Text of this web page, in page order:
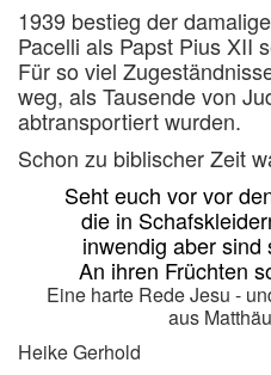
1939 bestieg der
Pacelli als Papst Pius XII
Für so viel
weg, als Tausende von
abtransportiert wurden.
Schon zu biblischer Zeit
Seht euch vor vor
die in
inwendig aber
An ihren Früchten
Eine harte Rede Jesu -
aus
Heike Gerhold